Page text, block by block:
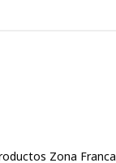
Zona Franca